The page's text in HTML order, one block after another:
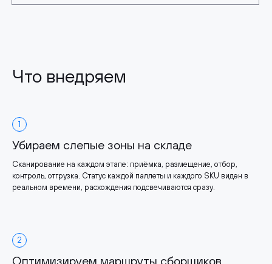
Что внедряем
1
Убираем слепые зоны на складе
Сканирование на каждом этапе: приёмка, размещение, отбор,
контроль, отгрузка. Статус каждой паллеты и каждого SKU виден в
реальном времени, расхождения подсвечиваются сразу.
2
Оптимизируем маршруты сборщиков